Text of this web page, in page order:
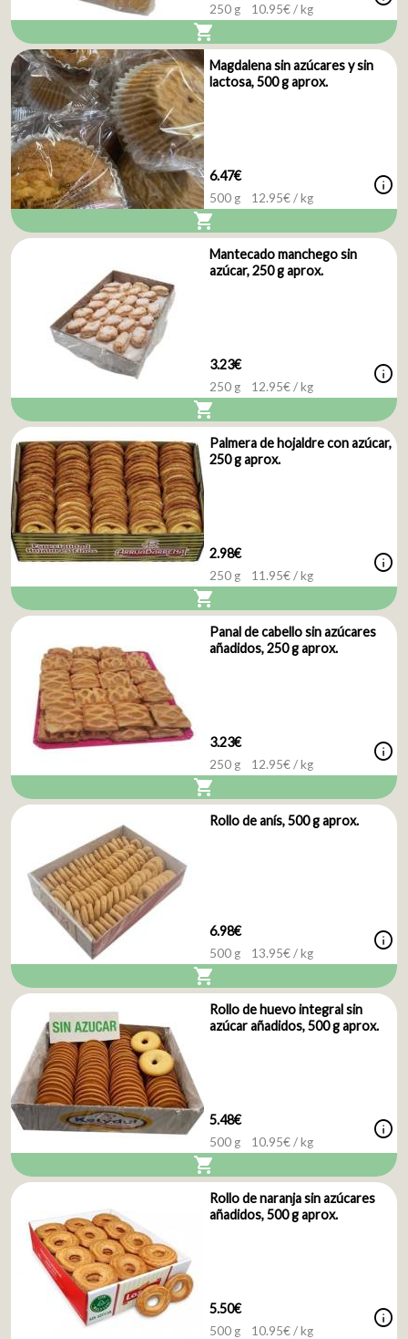
250 g 10.95€ / kg
shopping_cart
Magdalena sin azúcares y sin
lactosa, 500 g aprox.
6.47€
500 g 12.95€ / kg info
shopping_cart
Mantecado manchego sin
azúcar, 250 g aprox.
3.23€
250 g 12.95€ / kg info
shopping_cart
Palmera de hojaldre con azúcar,
250 g aprox.
2.98€
250 g 11.95€ / kg info
shopping_cart
Panal de cabello sin azúcares
añadidos, 250 g aprox.
3.23€
250 g 12.95€ / kg info
shopping_cart
Rollo de anís, 500 g aprox.
6.98€
500 g 13.95€ / kg info
shopping_cart
Rollo de huevo integral sin
azúcar añadidos, 500 g aprox.
5.48€
500 g 10.95€ / kg info
shopping_cart
Rollo de naranja sin azúcares
añadidos, 500 g aprox.
5.50€
500 g 10.95€ / kg info